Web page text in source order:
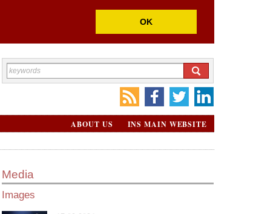
OK
INS MAIN WEBSITE
ABOUT US
Media
Images